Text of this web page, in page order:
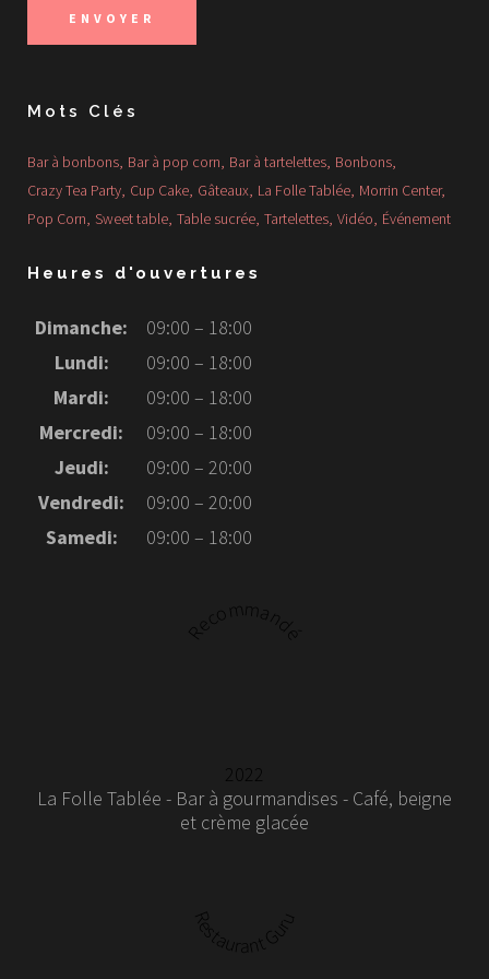
Mots Clés
Bar à bonbons Bar à pop corn Bar à tartelettes Bonbons
Crazy Tea Party Cup Cake Gâteaux La Folle Tablée Morrin Center
Pop Corn Sweet table Table sucrée Tartelettes Vidéo Événement
Heures d'ouvertures
Dimanche:
09:00 – 18:00
Lundi:
09:00 – 18:00
Mardi:
09:00 – 18:00
Mercredi:
09:00 – 18:00
Jeudi:
09:00 – 20:00
Vendredi:
09:00 – 20:00
Samedi:
09:00 – 18:00
Recommandé
2022
La Folle Tablée - Bar à gourmandises - Café, beigne
et crème glacée
Restaurant Guru